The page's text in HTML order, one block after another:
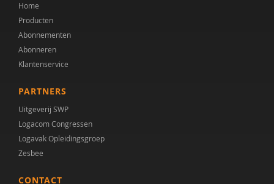
Drs. F. Calgagnoli
Huub FJ Savelkoul
Anne van der Geest
Kirstin Greaves-Lord
Kirstin Greaves-Lord (Erasmus MC
Yvonne Groen
Prof.dr. H. Swaab Co-promotores:Dr. Martien JH
Home
Producten
Abonnementen
Abonneren
Klantenservice
PARTNERS
Uitgeverij SWP
Logacom Congressen
Logavak Opleidingsgroep
Zesbee
CONTACT